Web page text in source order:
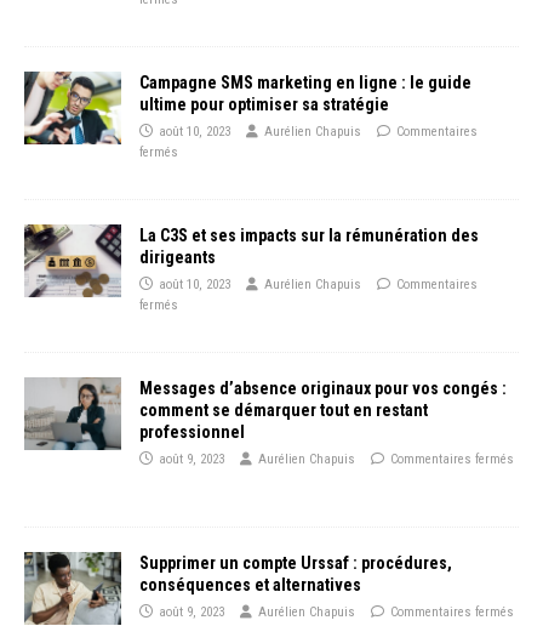
Campagne SMS marketing en ligne : le guide
ultime pour optimiser sa stratégie
août 10, 2023 Aurélien Chapuis
Commentaires
fermés
La C3S et ses impacts sur la rémunération des
dirigeants
août 10, 2023 Aurélien Chapuis
Commentaires
fermés
Messages d’absence originaux pour vos congés :
comment se démarquer tout en restant
professionnel
août 9, 2023 Aurélien Chapuis Commentaires fermés
Supprimer un compte Urssaf : procédures,
conséquences et alternatives
août 9, 2023 Aurélien Chapuis Commentaires fermés